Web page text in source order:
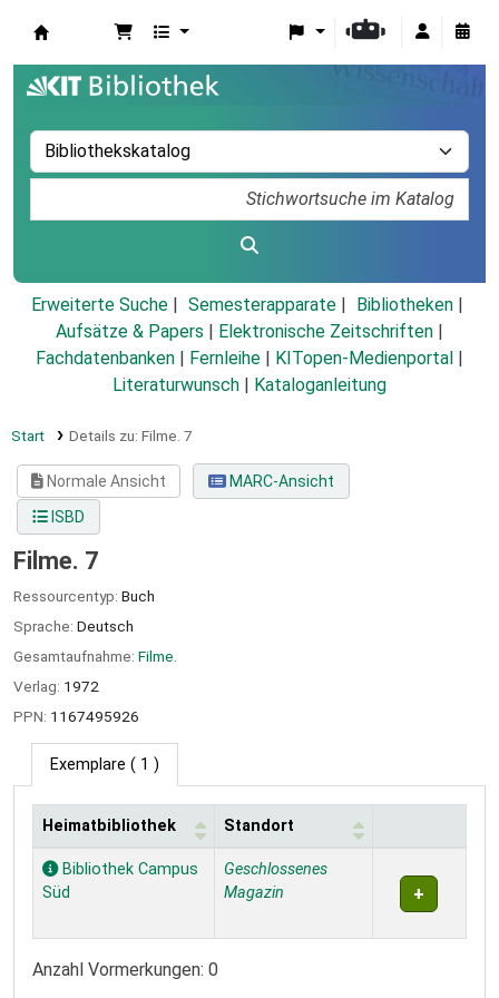
Erweiterte Suche Semesterapparate
Bibliotheken
Aufsätze & Papers
Elektronische Zeitschriften
Fachdatenbanken
Fernleihe KITopen-Medienportal
Literaturwunsch
Kataloganleitung
Start Details zu: Filme. 7
Normale Ansicht
MARC-Ansicht
ISBD
Filme. 7
Ressourcentyp: Buch
Sprache: Deutsch
Gesamtaufnahme: Filme.
Verlag: 1972
PPN: 1167495926
Exemplare ( 1 )
Exemplare
Heimatbibliothek Standort
Bibliothek Campus
Süd
Geschlossenes
Magazin
Anzahl Vormerkungen: 0